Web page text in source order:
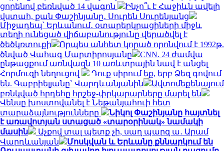
ցորենով բեռնված 14 վագոն
Ինչո՞ւ է Հաջիևն ավելի
վստահ, քան Փաշինյանը․ Սուրեն Սուրենյանց
Միջադեպ՝ Երևանում․ օտարերկրացիների միջև
տեղի ունեցած վիճաբանությունը վերածվել է
ծեծկռտուքի
Որպես անհետ կորած որոնվում է 1992թ.
ծնված Վահագ Մարտիրոսյանը
CNN. 24 ժամվա
ընթացքում առնվազն 10 առևտրային նավ է անցել
Հորմուզի նեղուցով
Դուք սիրում եք, երբ Ձեզ գովում
են. Գաբրիելյանը` Վարդևանյանին
Ավտոմեքենայում
բռնկված հրդեհը հրշեջ-փրկարարները մարել են
Վենսը խոստովանել է Նեթանյահուի հետ
տարաձայնությունները
Նիկոլ Փաշինյանը հայտնել
է առավոտյան ստացած «տարօրինակ» նամակի
մասին
Աչքով տալ պետք չի, սաղ պարզ ա․ Արամ
Վարդևանյան
Մոսկվան և Երևանը քննարկում են